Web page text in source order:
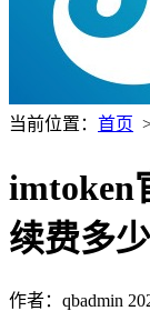
当前位置： 首页
imtoken
续费多
作者：qbadmin